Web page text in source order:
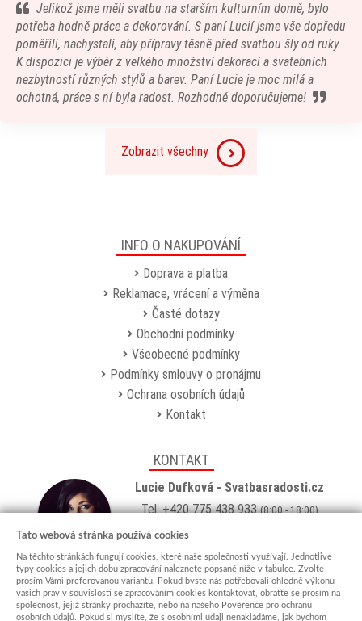
Jelikož jsme měli svatbu na starším kulturním domě, bylo
potřeba hodně práce a dekorování. S paní Lucií jsme vše dopředu
poměřili, nachystali, aby přípravy těsně před svatbou šly od ruky.
K dispozici je výběr z velkého množství dekorací a svatebních
nezbytností různých stylů a barev. Paní Lucie je moc milá a
ochotná, práce s ní byla radost. Rozhodně doporučujeme!
Zobrazit všechny
INFO O NAKUPOVÁNÍ
Doprava a platba
Reklamace, vrácení a výměna
Časté dotazy
Obchodní podmínky
Všeobecné podmínky
Podmínky smlouvy o pronájmu
Ochrana osobních údajů
Kontakt
KONTAKT
Lucie Dufková - Svatbasradosti.cz
Tel: +420 775 438 933(8:00 - 18:00)
Email:
Showroom
Jungmannova 627, Kyjov 69701
Po-Pá: po domluvě (více info)
Tato webová stránka používá cookies
Na těchto stránkách fungují cookies, které naše společnosti využívají. Jednotlivé
typy cookies a jejich dobu zpracování naleznete popsané níže v tabulce. Zvolte
prosím Vámi preferovanou variantu. Pokud byste nás potřebovali ohledně výkonu
vašich práv v souvislosti se zpracováním cookies kontaktovat, obraťte se prosím na
společnost, jejíž stránky procházíte, nebo na našeho Pověřence pro ochranu
osobních údajů. Pokud si myslíte, že s osobními údaji nenakládáme, jak bychom